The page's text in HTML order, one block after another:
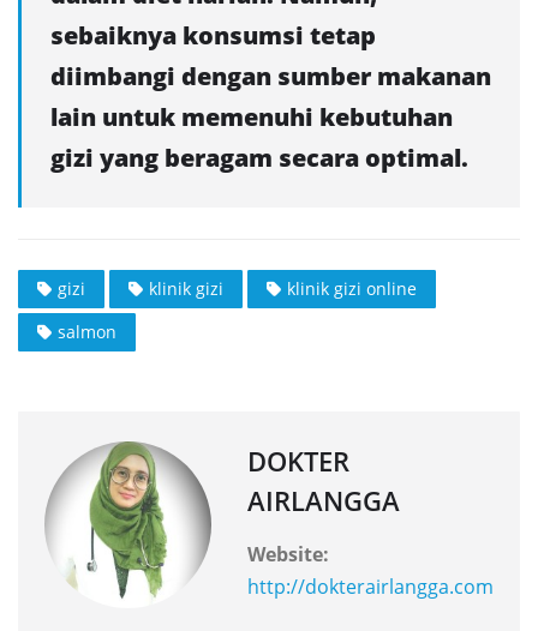
sebaiknya konsumsi tetap
diimbangi dengan sumber makanan
lain untuk memenuhi kebutuhan
gizi yang beragam secara optimal.
gizi klinik gizi
klinik gizi online
salmon
DOKTER
AIRLANGGA
Website:
http://dokterairlangga.com